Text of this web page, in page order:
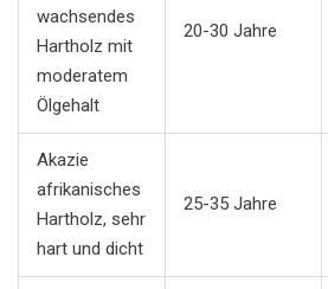
wachsendes
Hartholz mit
moderatem
Ölgehalt
20-30 Jahre
Akazie
afrikanisches
Hartholz, sehr
hart und dicht
25-35 Jahre